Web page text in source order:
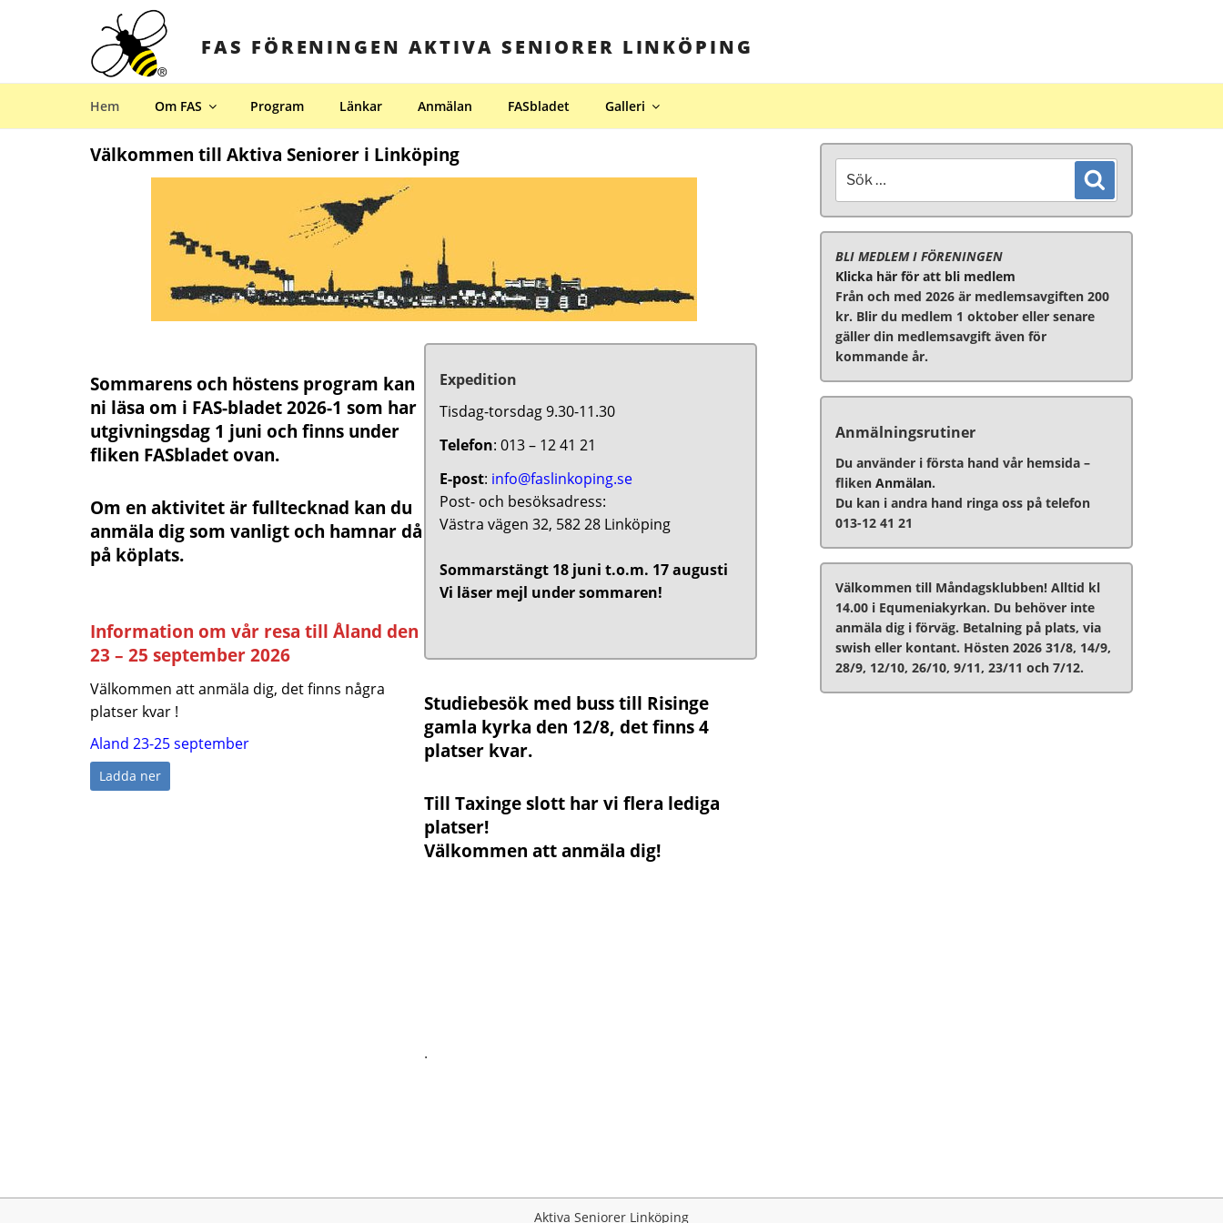
FAS FÖRENINGEN AKTIVA SENIORER LINKÖPING
Hem Om FAS Program Länkar Anmälan FASbladet Galleri
Välkommen till Aktiva Seniorer i Linköping
Sommarens och höstens program kan
ni läsa om i FAS-bladet 2026-1 som har
utgivningsdag 1 juni och finns under
fliken FASbladet ovan.
Om en aktivitet är fulltecknad kan du
anmäla dig som vanligt och hamnar då
på köplats.
Information om vår resa till Åland den
23 – 25 september 2026
Välkommen att anmäla dig, det finns några
platser kvar !
Aland 23-25 september
Ladda ner
Expedition
Tisdag-torsdag 9.30-11.30
Telefon: 013 – 12 41 21
E-post: info@faslinkoping.se
Post- och besöksadress:
Västra vägen 32, 582 28 Linköping
Sommarstängt 18 juni t.o.m. 17 augusti
Vi läser mejl under sommaren!
Studiebesök med buss till Risinge
gamla kyrka den 12/8, det finns 4
platser kvar.
Till Taxinge slott har vi flera lediga
platser!
Välkommen att anmäla dig!
.
efter:
BLI MEDLEM I FÖRENINGEN
Klicka här för att bli medlem
Från och med 2026 är medlemsavgiften 200
kr. Blir du medlem 1 oktober eller senare
gäller din medlemsavgift även för
kommande år.
Anmälningsrutiner
Du använder i första hand vår hemsida –
fliken Anmälan.
Du kan i andra hand ringa oss på telefon
013-12 41 21
Välkommen till Måndagsklubben! Alltid kl
14.00 i Equmeniakyrkan. Du behöver inte
anmäla dig i förväg. Betalning på plats, via
swish eller kontant. Hösten 2026 31/8, 14/9,
28/9, 12/10, 26/10, 9/11, 23/11 och 7/12.
Aktiva Seniorer Linköping